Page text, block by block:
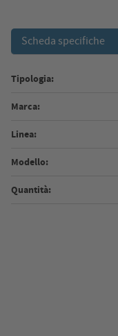
Scheda specifiche
Tipologia:
Marca:
Linea:
Modello:
Quantità: